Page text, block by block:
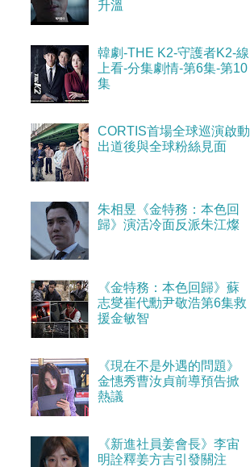
升溫
韓劇-THE K2-守護者K2-線
上看-分集劇情-第6集-第10
集
CORTIS首場全球巡演啟動
出道後與全球粉絲見面
朱相昱《金特務：本色回
歸》演活冷面反派朱江燦
《金特務：本色回歸》蘇
志燮崔代勳尹敬浩第6集救
援金敏智
《現在不是外遇的問題》
金憓秀曹汝貞前導預告掀
熱議
《新進社員姜會長》李宙
明詮釋姜方吉引發關注